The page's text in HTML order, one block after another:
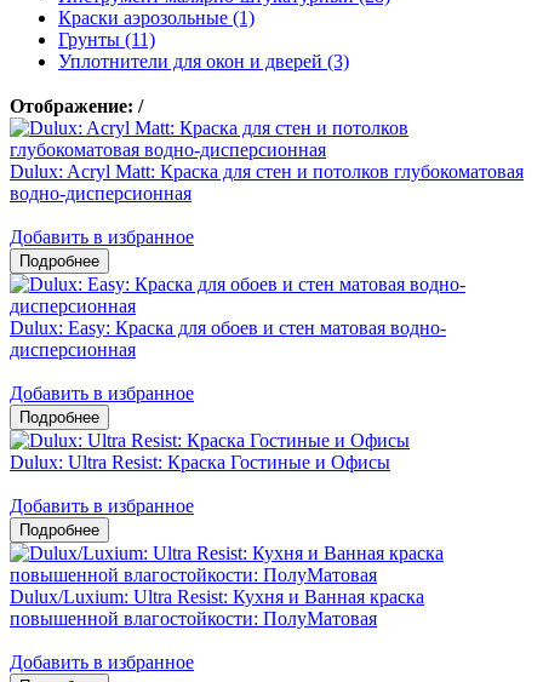
Краски аэрозольные (1)
Грунты (11)
Уплотнители для окон и дверей (3)
Отображение: /
Dulux: Acryl Matt: Краска для стен и потолков глубокоматовая
водно-дисперсионная
Добавить в избранное
Dulux: Easy: Краска для обоев и стен матовая водно-
дисперсионная
Добавить в избранное
Dulux: Ultra Resist: Краска Гостиные и Офисы
Добавить в избранное
Dulux/Luxium: Ultra Resist: Кухня и Ванная краска
повышенной влагостойкости: ПолуМатовая
Добавить в избранное